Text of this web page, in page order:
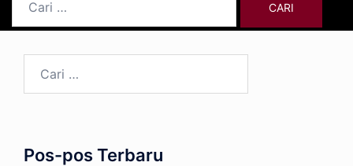
untuk:
untuk:
Pos-pos Terbaru